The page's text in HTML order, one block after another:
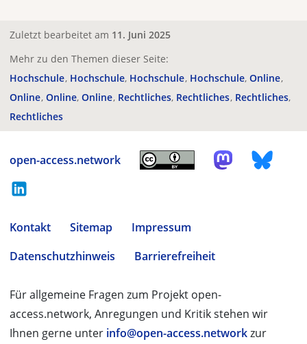
Zuletzt bearbeitet am 11. Juni 2025
Mehr zu den Themen dieser Seite:
Hochschule Hochschule Hochschule Hochschule Online
Online Online Online Rechtliches Rechtliches Rechtliches
Rechtliches
open-access.network
Kontakt Sitemap
Impressum
Datenschutzhinweis
Barrierefreiheit
Für allgemeine Fragen zum Projekt open-
access.network, Anregungen und Kritik stehen wir
Ihnen gerne unter info@open-access.networkzur